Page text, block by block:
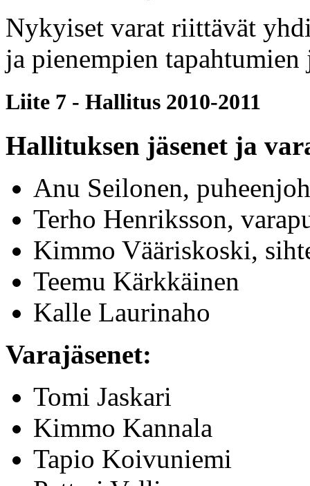
Nykyiset varat riittävät
ja pienempien tapahtumien
Liite 7 - Hallitus 2010-2011
Hallituksen jäsenet ja
Anu Seilonen,
Terho Henriksson,
Kimmo Vääriskoski,
Teemu Kärkkäinen
Kalle Laurinaho
Varajäsenet:
Tomi Jaskari
Kimmo Kannala
Tapio Koivuniemi